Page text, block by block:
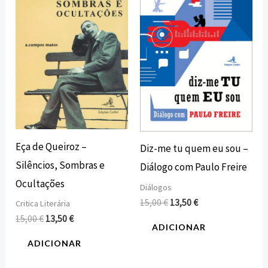
Eça de Queiroz –
Silêncios, Sombras e
Ocultações
Critica Literária
15,00€
era:
15,00 €.
13,50€
é:
13,50 €.
ADICIONAR
Diz-me tu quem eu sou –
Diálogo com Paulo Freire
Diálogos
15,00€
era:
15,00 €.
13,50€
é:
13,50 €.
ADICIONAR